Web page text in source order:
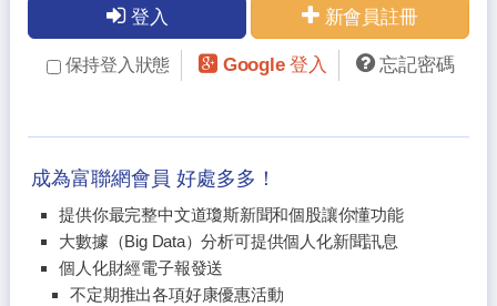
登入 新會員註冊
保持登入狀態 Google 登入 忘記密碼
成為富聯網會員 好處多多！
提供你最完整中文道瓊斯新聞和個股讓你懂功能
大數據（Big Data）分析可提供個人化新聞訊息
個人化財經電子報發送
不定期推出各項好康優惠活動